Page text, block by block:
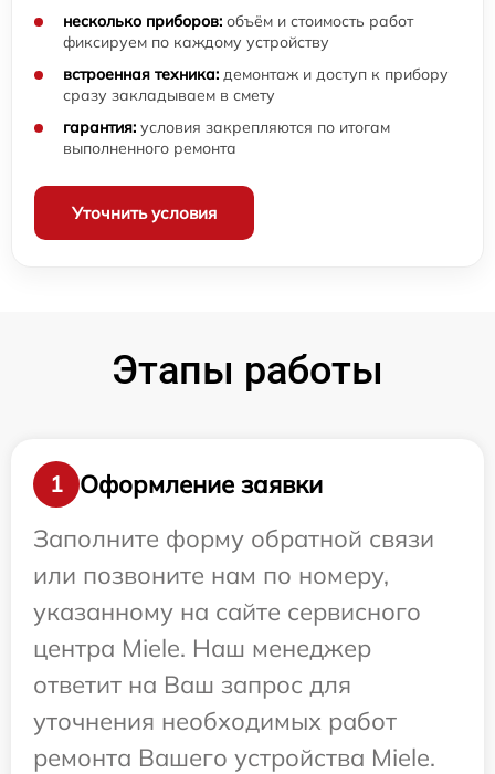
несколько приборов: объём и стоимость работ
фиксируем по каждому устройству
встроенная техника: демонтаж и доступ к прибору
сразу закладываем в смету
гарантия: условия закрепляются по итогам
выполненного ремонта
Уточнить условия
Этапы работы
1
Оформление заявки
Заполните форму обратной связи
или позвоните нам по номеру,
указанному на сайте сервисного
центра Miele. Наш менеджер
ответит на Ваш запрос для
уточнения необходимых работ
ремонта Вашего устройства Miele.